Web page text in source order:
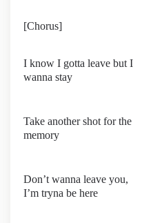
[Chorus]
I know I gotta leave but I
wanna stay
Take another shot for the
memory
Don’t wanna leave you,
I’m tryna be here